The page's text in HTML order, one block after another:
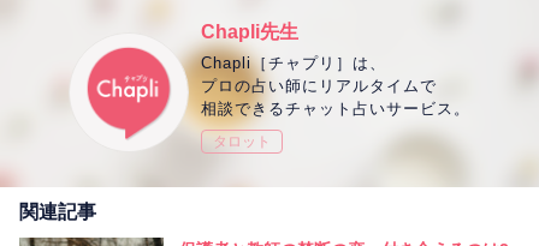
Chapli先生
Chapli［チャプリ］は、
プロの占い師にリアルタイムで
相談できるチャット占いサービス。
タロット
関連記事